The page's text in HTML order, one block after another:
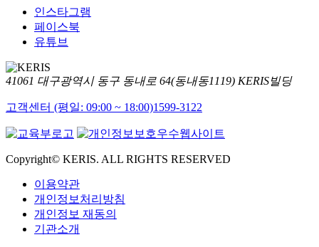
인스타그램
페이스북
유튜브
41061 대구광역시 동구 동내로 64(동내동1119) KERIS빌딩
고객센터 (평일: 09:00 ~ 18:00)1599-3122
Copyright© KERIS. ALL RIGHTS RESERVED
이용약관
개인정보처리방침
개인정보 재동의
기관소개